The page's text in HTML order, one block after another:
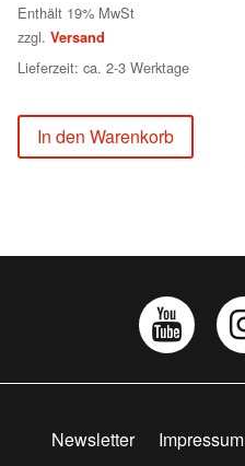
Enthält 19% MwSt
zzgl. Versand
Lieferzeit: ca. 2-3 Werktage
In den Warenkorb
Newsletter Impressum